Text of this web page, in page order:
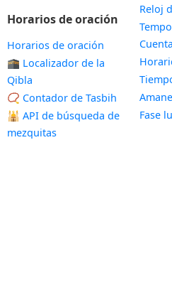
Horarios de oración
Horarios de oración
🕋 Localizador de la
Qibla
📿 Contador de Tasbih
🕌 API de búsqueda de
mezquitas
Reloj
Fase